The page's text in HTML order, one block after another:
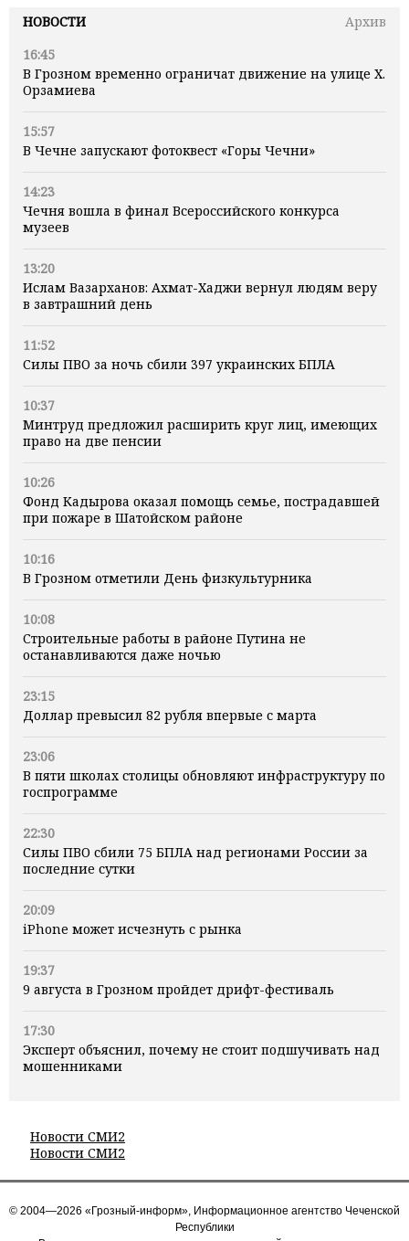
НОВОСТИ
Архив
16:45
В Грозном временно ограничат движение на улице Х.
Орзамиева
15:57
В Чечне запускают фотоквест «Горы Чечни»
14:23
Чечня вошла в финал Всероссийского конкурса
музеев
13:20
Ислам Вазарханов: Ахмат-Хаджи вернул людям веру
в завтрашний день
11:52
Силы ПВО за ночь сбили 397 украинских БПЛА
10:37
Минтруд предложил расширить круг лиц, имеющих
право на две пенсии
10:26
Фонд Кадырова оказал помощь семье, пострадавшей
при пожаре в Шатойском районе
10:16
В Грозном отметили День физкультурника
10:08
Строительные работы в районе Путина не
останавливаются даже ночью
23:15
Доллар превысил 82 рубля впервые с марта
23:06
В пяти школах столицы обновляют инфраструктуру по
госпрограмме
22:30
Силы ПВО сбили 75 БПЛА над регионами России за
последние сутки
20:09
iPhone может исчезнуть с рынка
19:37
9 августа в Грозном пройдет дрифт-фестиваль
17:30
Эксперт объяснил, почему не стоит подшучивать над
мошенниками
Новости СМИ2
Новости СМИ2
© 2004—2026 «Грозный-информ», Информационное агентство Чеченской
Республики